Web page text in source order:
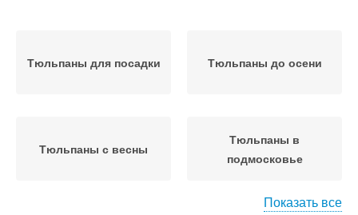
Тюльпаны для посадки Тюльпаны до осени
Тюльпаны с весны
Тюльпаны в
подмосковье
Показать все